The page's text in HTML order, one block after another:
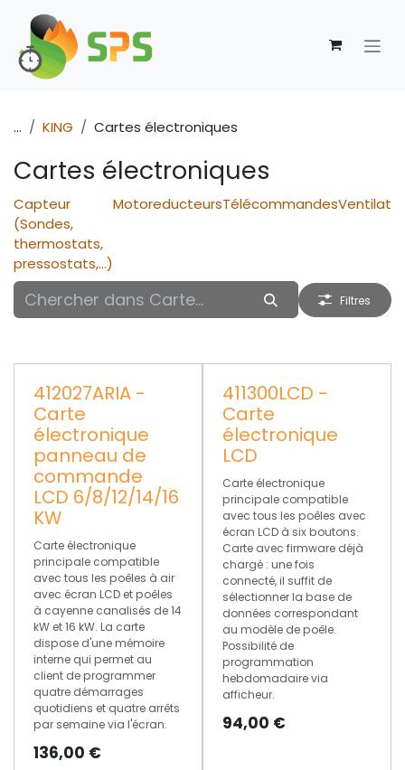
Se rendre au contenu
... KING Cartes électroniques
Cartes électroniques
Capteur
(Sondes,
thermostats,
pressostats,...)
MotoreducteursTélécommandes
Filtres
412027ARIA -
Carte
électronique
panneau de
commande
LCD 6/8/12/14/16
KW
Carte électronique
principale compatible
avec tous les poêles à air
avec écran LCD et poêles
à cayenne canalisés de 14
kW et 16 kW. La carte
dispose d'une mémoire
interne qui permet au
client de programmer
quatre démarrages
quotidiens et quatre arrêts
par semaine via l'écran.
136,00 €
411300LCD -
Carte
électronique
LCD
Carte électronique
principale compatible
avec tous les poêles avec
écran LCD à six boutons.
Carte avec firmware déjà
chargé : une fois
connecté, il suffit de
sélectionner la base de
données correspondant
au modèle de poêle.
Possibilité de
programmation
hebdomadaire via
afficheur.
94,00 €